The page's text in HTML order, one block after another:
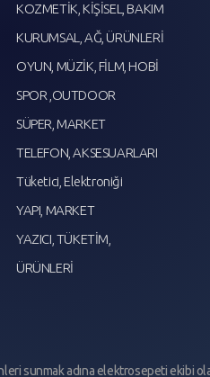
KOZMETİK, KİŞİSEL, BAKIM
KURUMSAL, AĞ, ÜRÜNLERİ
OYUN, MÜZİK, FİLM, HOBİ
SPOR ,OUTDOOR
SÜPER, MARKET
TELEFON, AKSESUARLARI
Tüketici, Elektroniği
YAPI, MARKET
YAZICI, TÜKETİM,
ÜRÜNLERİ
sunmak adına elektrosepeti ekibi